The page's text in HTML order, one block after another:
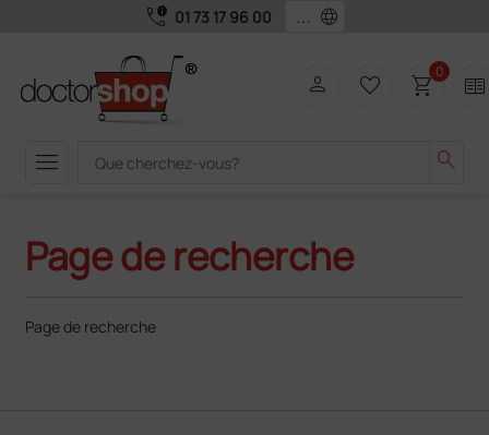
call_quality 01 73 17 96 00 language
menu search
person favorite_border shopping_cart0 two_pager
Page de recherche
Page de recherche